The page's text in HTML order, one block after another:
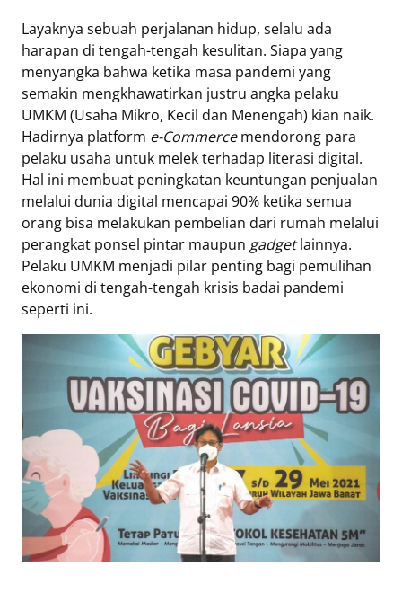
Layaknya sebuah perjalanan hidup, selalu ada
harapan di tengah-tengah kesulitan. Siapa yang
menyangka bahwa ketika masa pandemi yang
semakin mengkhawatirkan justru angka pelaku
UMKM (Usaha Mikro, Kecil dan Menengah) kian naik.
Hadirnya platform e-Commercemendorong para
pelaku usaha untuk melek terhadap literasi digital.
Hal ini membuat peningkatan keuntungan penjualan
melalui dunia digital mencapai 90% ketika semua
orang bisa melakukan pembelian dari rumah melalui
perangkat ponsel pintar maupun gadgetlainnya.
Pelaku UMKM menjadi pilar penting bagi pemulihan
ekonomi di tengah-tengah krisis badai pandemi
seperti ini.